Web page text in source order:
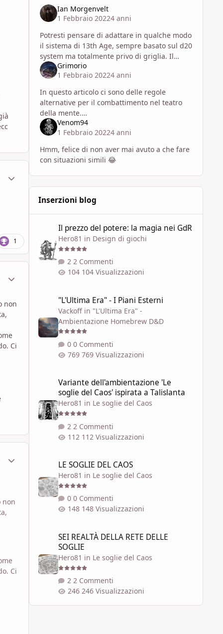
Statistiche Autore
1
Statistiche Autore
non
Ci
non
Ci
Ian Morgenvelt
1 Febbraio 20224 anni
Potresti pensare di adattare in qualche modo
il sistema di 13th Age, sempre basato sul d20
system ma totalmente privo di griglia. Il
sistema sfrutta una sorta di posizione
relativa tra le varie p
Grimorio
1 Febbraio 20224 anni
In questo articolo ci sono delle regole
alternative per il combattimento nel teatro
della mente.
https://www.dragonslair.it/index.html/articles
/guida-al-combattimento-narrativo-per-dd-
5e-r1747/
Venom94
1 Febbraio 20224 anni
Hmm, felice di non aver mai avuto a che fare
con situazioni simili 😂
Inserzioni blog
Il prezzo del potere: la magia nei GdR
Hero81 in Design di giochi
2 Commenti
104 Visualizzazioni
"L'Ultima Era" - I Piani Esterni
Vackoffin "L'Ultima Era" -
Ambientazione Homebrew D&D
0 Commenti
769 Visualizzazioni
Variante dell'ambientazione 'Le
soglie del Caos' ispirata a Talislanta
Hero81 in Le soglie del Caos
2 Commenti
112 Visualizzazioni
LE SOGLIE DEL CAOS
Hero81 in Le soglie del Caos
0 Commenti
148 Visualizzazioni
SEI REALTÀ DELLA RETE DELLE
SOGLIE
Hero81 in Le soglie del Caos
2 Commenti
246 Visualizzazioni